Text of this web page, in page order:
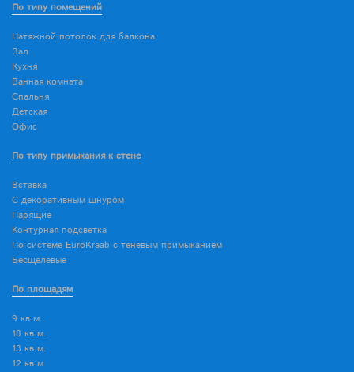
По типу помещений
Натяжной потолок для балкона
Зал
Кухня
Ванная комната
Спальня
Детская
Офис
По типу примыкания к стене
Вставка
С декоративным шнуром
Парящие
Контурная подсветка
По системе EuroKraab с теневым примыканием
Бесщелевые
По площадям
9 кв.м.
18 кв.м.
13 кв.м.
12 кв.м